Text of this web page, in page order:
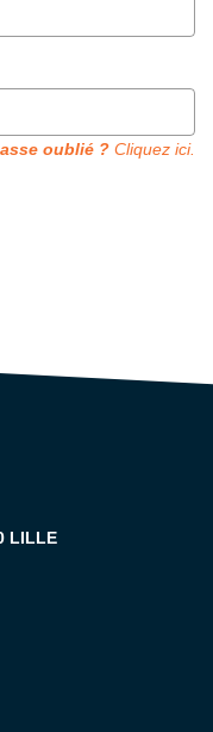
oublié ? Cliquez ici.
LILLE